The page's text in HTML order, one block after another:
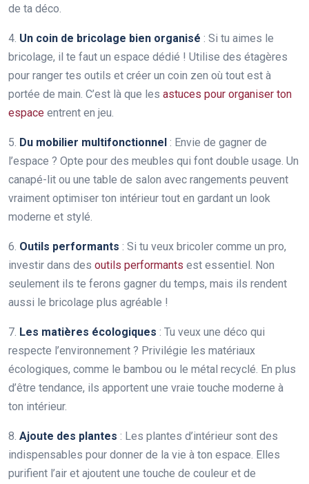
de ta déco.
4. Un coin de bricolage bien organisé : Si tu aimes le
bricolage, il te faut un espace dédié ! Utilise des étagères
pour ranger tes outils et créer un coin zen où tout est à
portée de main. C’est là que les astuces pour organiser ton
espace entrent en jeu.
5. Du mobilier multifonctionnel : Envie de gagner de
l’espace ? Opte pour des meubles qui font double usage. Un
canapé-lit ou une table de salon avec rangements peuvent
vraiment optimiser ton intérieur tout en gardant un look
moderne et stylé.
6. Outils performants : Si tu veux bricoler comme un pro,
investir dans des outils performants est essentiel. Non
seulement ils te ferons gagner du temps, mais ils rendent
aussi le bricolage plus agréable !
7. Les matières écologiques : Tu veux une déco qui
respecte l’environnement ? Privilégie les matériaux
écologiques, comme le bambou ou le métal recyclé. En plus
d’être tendance, ils apportent une vraie touche moderne à
ton intérieur.
8. Ajoute des plantes : Les plantes d’intérieur sont des
indispensables pour donner de la vie à ton espace. Elles
purifient l’air et ajoutent une touche de couleur et de